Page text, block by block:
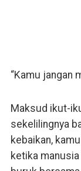
“Kamu jangan
Maksud ikut-
sekelilingnya
kebaikan,
ketika